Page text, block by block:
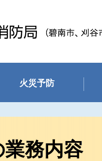
火災予防
務内容